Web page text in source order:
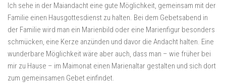
Ich sehe in der Maiandacht eine gute Möglichkeit, gemeinsam mit der
Familie einen Hausgottesdienst zu halten. Bei dem Gebetsabend in
der Familie wird man ein Marienbild oder eine Marienfigur besonders
schmücken, eine Kerze anzünden und davor die Andacht halten. Eine
wunderbare Möglichkeit wäre aber auch, dass man – wie früher bei
mir zu Hause – im Maimonat einen Marienaltar gestalten und sich dort
zum gemeinsamen Gebet einfindet.